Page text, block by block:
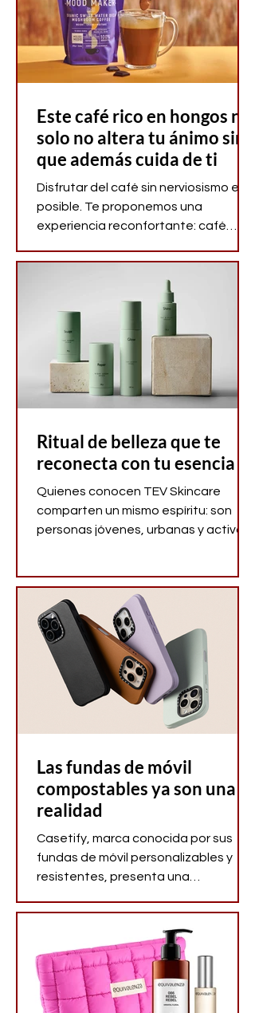
Este café rico en hongos no
solo no altera tu ánimo sino
que además cuida de ti
Disfrutar del café sin nerviosismo es
posible. Te proponemos una
experiencia reconfortante: café
forma natural y enriquecido con
hongos funcionales para acompañar
tus rutinas con calma, sabor y
equilibrio. Se llama Mood Maker.
Ritual de belleza que te
reconecta con tu esencia
Quienes conocen TEV Skincare
comparten un mismo espíritu: son
personas jóvenes, urbanas y activas
consumen y que buscan marcas con
valores reales.
Las fundas de móvil
compostables ya son una
realidad
Casetify, marca conocida por sus
fundas de móvil personalizables y
resistentes, presenta una
compostables y veganas, ideales
para los que apuestan por artículos
bonitos y duraderos pero también
alineados con los valores que
priorizan el impacto ambiental